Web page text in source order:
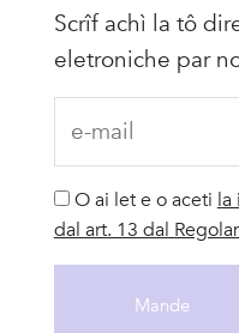
Scrîf achì la tô
eletroniche par
O ai let e o acetila
dal art. 13 dal